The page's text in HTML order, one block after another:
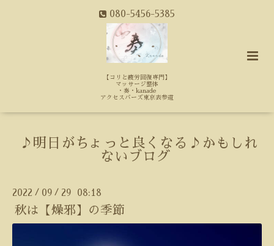
080-5456-5385
【コリと疲労回復専門】
マッサージ整体
・奏・kanade
アクセスバーズ東京表参道
♪明日がちょっと良くなる♪かもしれ
ないブログ
2022 / 09 / 29 08:18
秋は【燥邪】の季節